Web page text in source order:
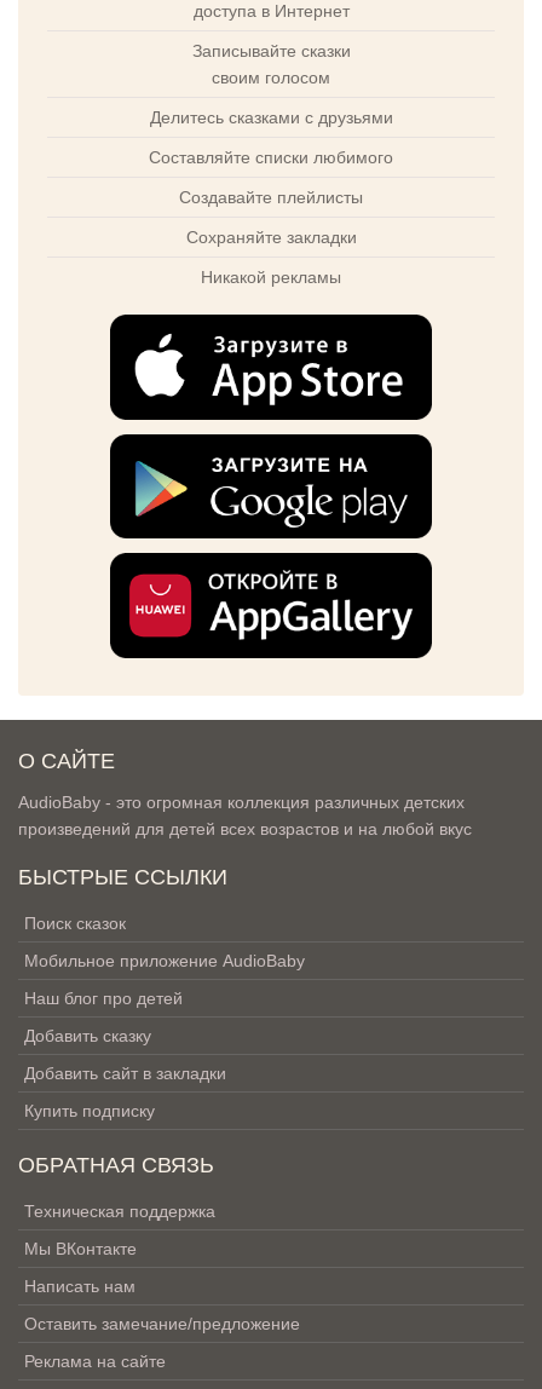
доступа в Интернет
Записывайте сказки
своим голосом
Делитесь сказками с друзьями
Составляйте списки любимого
Создавайте плейлисты
Сохраняйте закладки
Никакой рекламы
О САЙТЕ
AudioBaby - это огромная коллекция различных детских
произведений для детей всех возрастов и на любой вкус
БЫСТРЫЕ ССЫЛКИ
Поиск сказок
Мобильное приложение AudioBaby
Наш блог про детей
Добавить сказку
Добавить сайт в закладки
Купить подписку
ОБРАТНАЯ СВЯЗЬ
Техническая поддержка
Мы ВКонтакте
Написать нам
Оставить замечание/предложение
Реклама на сайте